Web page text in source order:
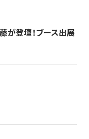
が登壇！ブース出展